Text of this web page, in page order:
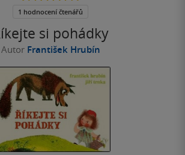
si pohádky
Autor František Hrubín
5
1 hodnocení čtenářů